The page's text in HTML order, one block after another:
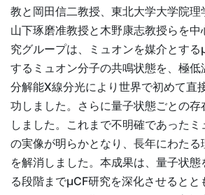
教と岡田信二教授、東北大学大学院
山下琢磨准教授と木野康志教授らを
究グループは、ミュオンを媒介とす
するミュオン分子の共鳴状態を、極低
分解能X線分光により世界で初めて直
功しました。さらに量子状態ごとの存
しました。これまで不明確であった
の実像が明らかとなり、長年にわた
を解消しました。本成果は、量子状態
る段階までµCF研究を深化させるとと